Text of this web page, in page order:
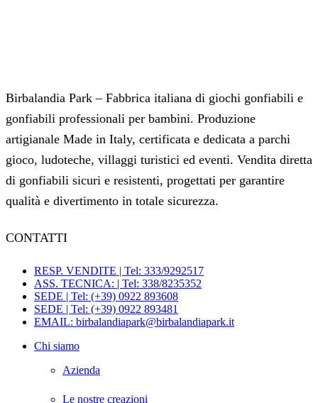
Birbalandia Park – Fabbrica italiana di giochi gonfiabili e
gonfiabili professionali per bambini. Produzione
artigianale Made in Italy, certificata e dedicata a parchi
gioco, ludoteche, villaggi turistici ed eventi. Vendita diretta
di gonfiabili sicuri e resistenti, progettati per garantire
qualità e divertimento in totale sicurezza.
CONTATTI
RESP. VENDITE | Tel: 333/9292517
ASS. TECNICA: | Tel: 338/8235352
SEDE | Tel: (+39) 0922 893608
SEDE | Tel: (+39) 0922 893481
EMAIL: birbalandiapark@birbalandiapark.it
Chi siamo
Azienda
Le nostre creazioni